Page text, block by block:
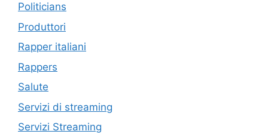
Politicians
Produttori
Rapper italiani
Rappers
Salute
Servizi di streaming
Servizi Streaming